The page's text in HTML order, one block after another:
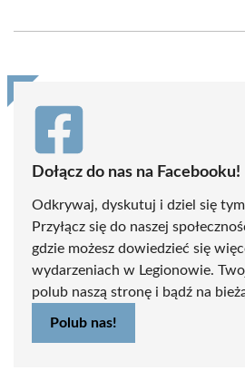
(Twitter)
Dołącz do nas na Facebooku!
Odkrywaj, dyskutuj i dziel się
Przyłącz się do naszej
gdzie możesz dowiedzieć się
wydarzeniach w Legionowie.
polub naszą stronę i bądź na
Polub nas!